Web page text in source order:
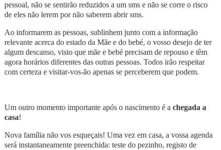
pessoal, não se sentirão reduzidos a um sms e não se corre o risco
de eles não lerem por não saberem abrir sms.
Ao informarem as pessoas, sublinhem junto com a informação
relevante acerca do estado da Mãe e do bebé, o vosso desejo de ter
algum descanso, visto que mãe e bebé precisam de repouso e têm
agora horários diferentes das outras pessoas. Todos irão respeitar
com certeza e visitar-vos-ão apenas se perceberem que podem.
Um outro momento importante após o nascimento é a chegada a
casa!
Nova família não vos esqueçais! Uma vez em casa, a vossa agenda
será instantaneamente preenchida: teste do pezinho, registo de